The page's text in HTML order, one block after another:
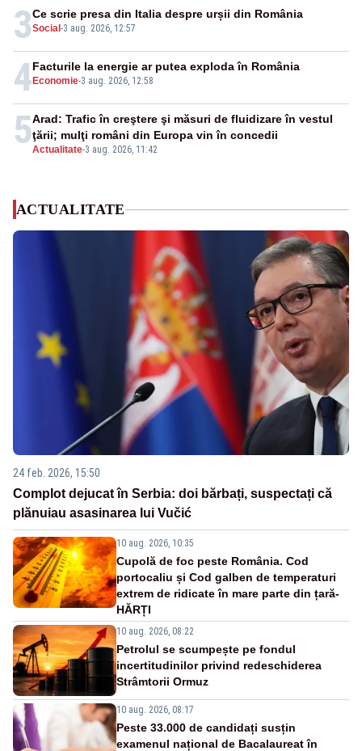
3Social -3 aug. 2026, 12:57
Ce scrie presa din Italia despre urșii din România
4 Economie-3 aug. 2026, 12:58
Facturile la energie ar putea exploda în România
5Actualitate-3 aug. 2026, 11:42
Arad: Trafic în creştere şi măsuri de fluidizare în vestul
ţării; mulţi români din Europa vin în concedii
ACTUALITATE
24 feb. 2026, 15:50
Complot dejucat în Serbia: doi bărbați, suspectați că
plănuiau asasinarea lui Vučić
10 aug. 2026, 10:35
Cupolă de foc peste România. Cod
portocaliu și Cod galben de temperaturi
extrem de ridicate în mare parte din țară-
HĂRȚI
10 aug. 2026, 08:22
Petrolul se scumpește pe fondul
incertitudinilor privind redeschiderea
Strâmtorii Ormuz
10 aug. 2026, 08:17
Peste 33.000 de candidați susțin
examenul național de Bacalaureat în